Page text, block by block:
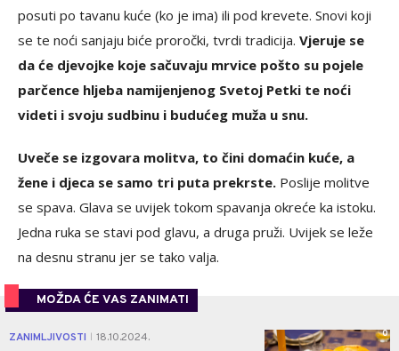
posuti po tavanu kuće (ko je ima) ili pod krevete. Snovi koji
se te noći sanjaju biće proročki, tvrdi tradicija. Vjeruje se
da će djevojke koje sačuvaju mrvice pošto su pojele
parčence hljeba namijenjenog Svetoj Petki te noći
videti i svoju sudbinu i budućeg muža u snu.
Uveče se izgovara molitva, to čini domaćin kuće, a
žene i djeca se samo tri puta prekrste. Poslije molitve
se spava. Glava se uvijek tokom spavanja okreće ka istoku.
Jedna ruka se stavi pod glavu, a druga pruži. Uvijek se leže
na desnu stranu jer se tako valja.
MOŽDA ĆE VAS ZANIMATI
ZANIMLJIVOSTI 18.10.2024. 0